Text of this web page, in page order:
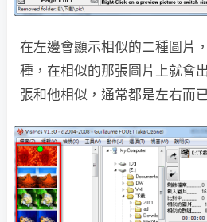
在左邊會顯示相似的二種圖片
種，在相似的那張圖片上就會
張和他相似，通常都是左右而